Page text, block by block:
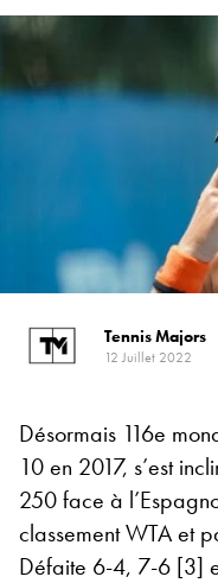
Tennis Majors
12 Juillet 2022
Désormais 116e
10 en 2017, s’est
250 face à
classement WTA et
Défaite 6-4, 7-6 [3]